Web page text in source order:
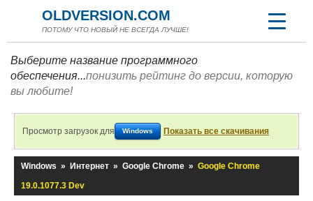
OLDVERSION.COM
ПОТОМУ ЧТО НОВЫЙ НЕ ВСЕГДА ЛУЧШЕ!
Выберите название программного
обеспечения...понизить рейтинг до версии, которую
вы любите!
Просмотр загрузок для Windows Показать все скачивания
Windows » Интернет » Google Chrome » Google Chrome
19.0.1077.3 Dev